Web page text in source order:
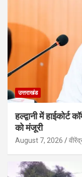
उत्तराखंड
हल्द्वानी में
को मंजूरी
August 7, 2026